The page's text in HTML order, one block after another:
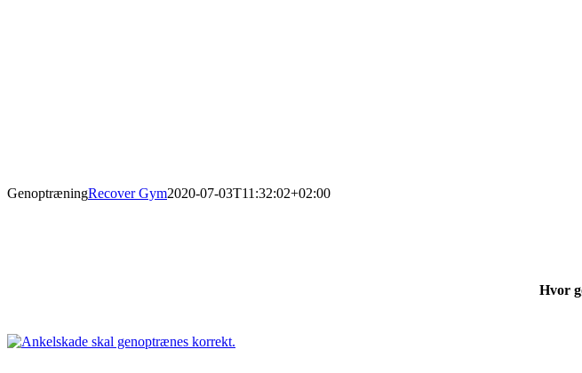
GenoptræningRecover Gym2020-07-03T11:32:02+02:00
Hvor